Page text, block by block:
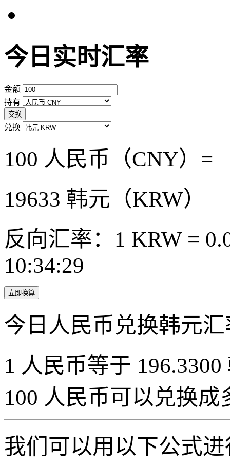
今日实时汇率
金额
持有
交换
兑换
100 人民币（CNY）=
19633 韩元（KRW）
反向汇率：1 KRW =
10:34:29
立即换算
今日人民币兑换韩元
1 人民币等于
100 人民币可以兑换成
我们可以用以下公式